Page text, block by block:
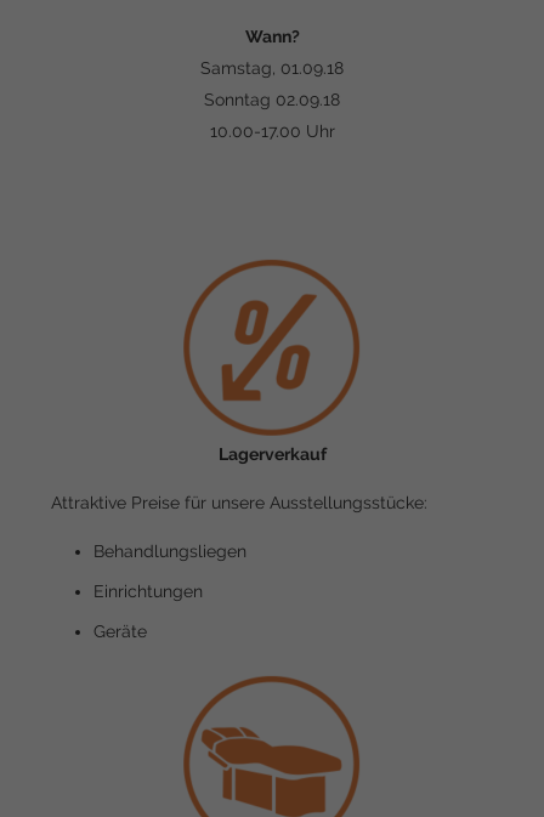
Wann?
Samstag, 01.09.18
Sonntag 02.09.18
10.00-17.00 Uhr
Lagerverkauf
Attraktive Preise für unsere Ausstellungsstücke:
Behandlungsliegen
Einrichtungen
Geräte